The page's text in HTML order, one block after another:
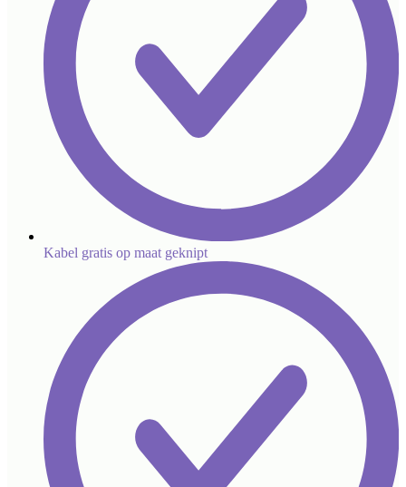
Kabel gratis op maat geknipt